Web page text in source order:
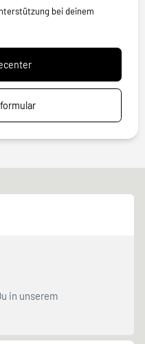
bei deinem
in unserem